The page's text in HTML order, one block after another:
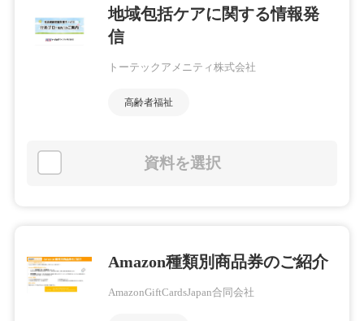
地域包括ケアに関する情報発
信
トーテックアメニティ株式会社
高齢者福祉
資料を選択
Amazon種類別商品券のご紹介
AmazonGiftCardsJapan合同会社